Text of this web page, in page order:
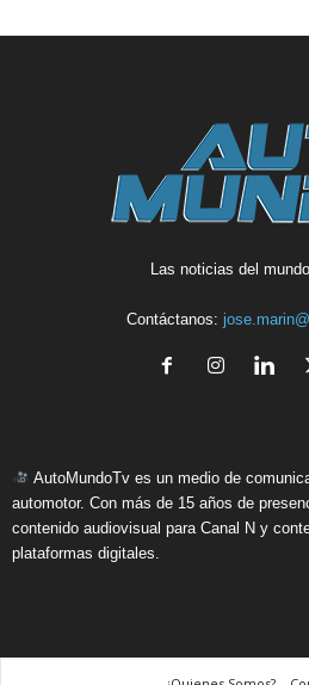
Las noticias del
Contáctanos:
AutoMundoTv es un medio de
automotor. Con más de 15 años de
contenido audiovisual para Canal N y
plataformas digitales.